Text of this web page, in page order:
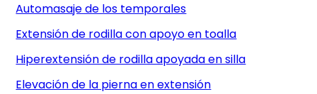
Automasaje de los temporales
Extensión de rodilla con apoyo en toalla
Hiperextensión de rodilla apoyada en silla
Elevación de la pierna en extensión